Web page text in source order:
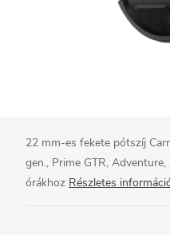
22 mm-es fekete pótszíj
gen., Prime GTR,
órákhoz Részletes